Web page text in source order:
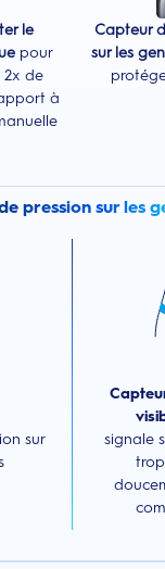
le
pour
2x de
à
Capteur
sur les
pression sur les
sur
signale